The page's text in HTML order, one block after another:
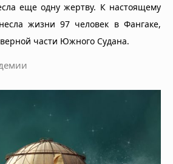
еще одну жертву. К настоящему
жизни 97 человек в Фангаке,
части Южного Судана.